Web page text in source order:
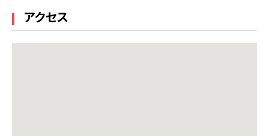
アクセス